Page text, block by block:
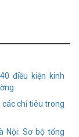
điều kiện kinh
các chỉ tiêu trong
Nội: Sơ bộ tổng